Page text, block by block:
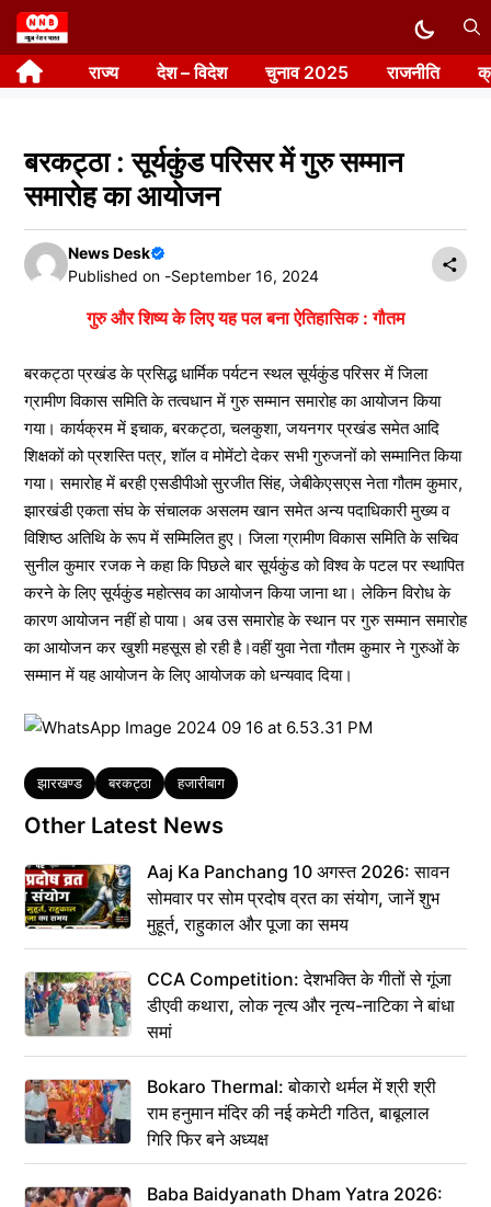
Skip
to
content राज्य देश – विदेश चुनाव 2025 राजनीति
बरकट्ठा : सूर्यकुंड परिसर में गुरु सम्मान
समारोह का आयोजन
News Desk
Published on -September 16, 2024
गुरु और शिष्य के लिए यह पल बना ऐतिहासिक : गौतम
बरकट्ठा प्रखंड के प्रसिद्ध धार्मिक पर्यटन स्थल सूर्यकुंड परिसर में जिला
ग्रामीण विकास समिति के तत्वधान में गुरु सम्मान समारोह का आयोजन किया
गया। कार्यक्रम में इचाक, बरकट्ठा, चलकुशा, जयनगर प्रखंड समेत आदि
शिक्षकों को प्रशस्ति पत्र, शॉल व मोमेंटो देकर सभी गुरुजनों को सम्मानित किया
गया। समारोह में बरही एसडीपीओ सुरजीत सिंह, जेबीकेएसएस नेता गौतम कुमार,
झारखंडी एकता संघ के संचालक असलम खान समेत अन्य पदाधिकारी मुख्य व
विशिष्ठ अतिथि के रूप में सम्मिलित हुए। जिला ग्रामीण विकास समिति के सचिव
सुनील कुमार रजक ने कहा कि पिछले बार सूर्यकुंड को विश्व के पटल पर स्थापित
करने के लिए सूर्यकुंड महोत्सव का आयोजन किया जाना था। लेकिन विरोध के
कारण आयोजन नहीं हो पाया। अब उस समारोह के स्थान पर गुरु सम्मान समारोह
का आयोजन कर खुशी महसूस हो रही है।वहीं युवा नेता गौतम कुमार ने गुरुओं के
सम्मान में यह आयोजन के लिए आयोजक को धन्यवाद दिया।
Tags
झारखण्ड बरकट्ठा हजारीबाग
Other Latest News
Aaj Ka Panchang 10 अगस्त 2026: सावन
सोमवार पर सोम प्रदोष व्रत का संयोग, जानें शुभ
मुहूर्त, राहुकाल और पूजा का समय
CCA Competition: देशभक्ति के गीतों से गूंजा
डीएवी कथारा, लोक नृत्य और नृत्य-नाटिका ने बांधा
समां
Bokaro Thermal: बोकारो थर्मल में श्री श्री
राम हनुमान मंदिर की नई कमेटी गठित, बाबूलाल
गिरि फिर बने अध्यक्ष
Baba Baidyanath Dham Yatra 2026: